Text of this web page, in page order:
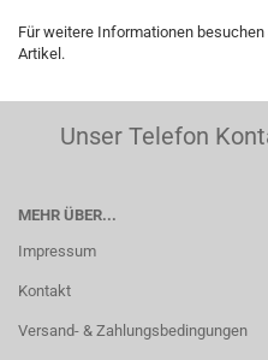
Für weitere Informationen besuchen
Artikel.
Unser Telefon
MEHR ÜBER...
Impressum
Kontakt
Versand- & Zahlungsbedingungen